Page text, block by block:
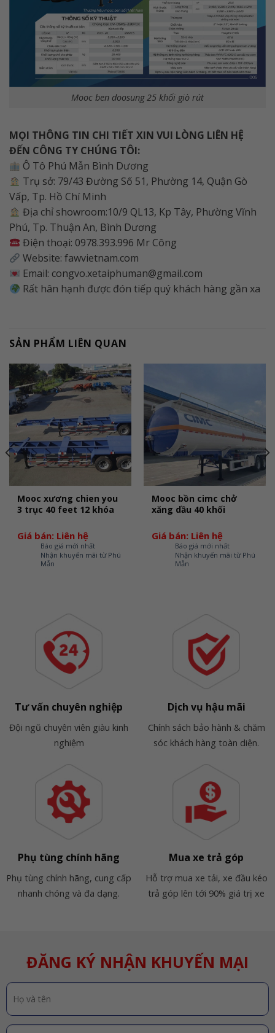
Mooc ben doosung 25 khối giò rút
MỌI THÔNG TIN CHI TIẾT XIN VUI LÒNG LIÊN HỆ
ĐẾN CÔNG TY CHÚNG TÔI:
Ô Tô Phú Mẫn Bình Dương
Trụ sở: 79/43 Đường Số 51, Phường 14, Quận Gò
Vấp, Tp. Hồ Chí Minh
Địa chỉ showroom:10/9 QL13, Kp Tây, Phường Vĩnh
Phú, Tp. Thuận An, Bình Dương
Điện thoại: 0978.393.996 Mr Công
Website: fawvietnam.com
Email: congvo.xetaiphuman@gmail.com
Rất hân hạnh được đón tiếp quý khách hàng gần xa
SẢN PHẨM LIÊN QUAN
Mooc xương chien you
3 trục 40 feet 12 khóa
Giá bán: Liên hệ
Báo giá mới nhất
Nhận khuyến mãi từ Phú
Mẫn
Mooc bồn cimc chở
xăng dầu 40 khối
Giá bán: Liên hệ
Báo giá mới nhất
Nhận khuyến mãi từ Phú
Mẫn
Tư vấn chuyên nghiệp
Đội ngũ chuyên viên giàu kinh
nghiệm
Dịch vụ hậu mãi
Chính sách bảo hành & chăm
sóc khách hàng toàn diện.
Phụ tùng chính hãng
Phụ tùng chính hãng, cung cấp
nhanh chóng và đa dạng.
Mua xe trả góp
Hỗ trợ mua xe tải, xe đầu kéo
trả góp lên tới 90% giá trị xe
ĐĂNG KÝ NHẬN KHUYẾN MẠI